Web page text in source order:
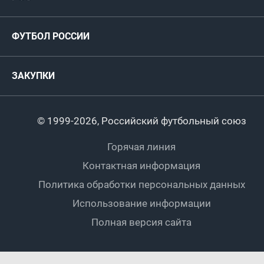
Титулы и трофеи
Международные
Турниры клубов
Регионы
ФУТБОЛ РОССИИ
Пляжный
Футбольное двоеборье
Любители
Спортшколы
Дети
Ветераны
Спортсмены с ОВЗ
ЗАКУПКИ
© 1999-2026, Российский футбольный союз
Горячая линия
Контактная информация
Политика обработки персональных данных
Использование информации
Полная версия сайта